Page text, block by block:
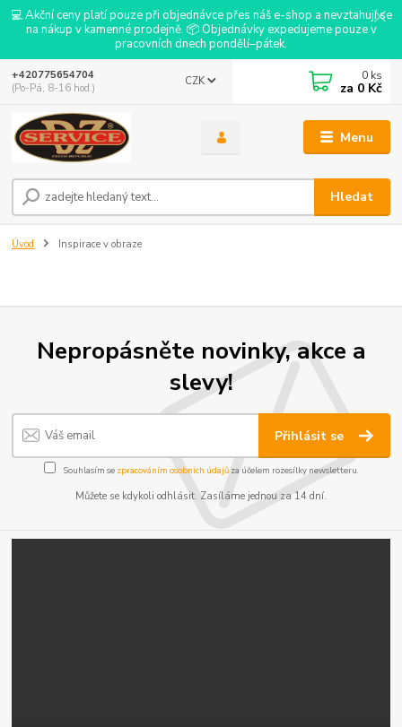
💻 Akční ceny platí pouze při objednávce přes náš e-shop a nevztahují se
na nákup v kamenné prodejně. 📦 Objednávky expedujeme pouze v
pracovních dnech pondělí–pátek.
Menu
CZK
Hledat
+420775654704
(Po-Pá, 8-16 hod.)
0 ks
za 0 Kč
Úvod Inspirace v obraze
Nepropásněte novinky, akce a
slevy!
Přihlásit se
Souhlasím se zpracováním osobních údajůza účelem rozesílky newsletteru.
Můžete se kdykoli odhlásit. Zasíláme jednou za 14 dní.